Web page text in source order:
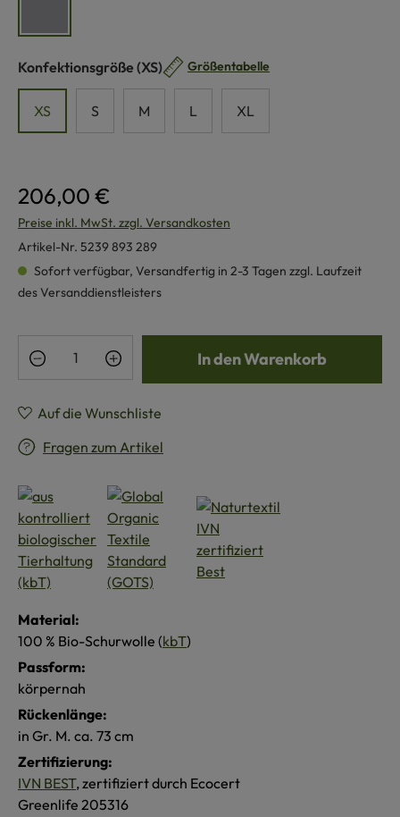
Konfektionsgröße auswählen
(XS) Größentabelle
XS S M L XL
206,00 €
Preise inkl. MwSt. zzgl. Versandkosten
Artikel-Nr. 5239 893 289
Sofort verfügbar, Versandfertig in 2-3 Tagen zzgl. Laufzeit
des Versanddienstleisters
Produkt Anzahl: Gib den gewünschten
In den Warenkorb
Auf die Wunschliste
Fragen zum Artikel
Material:
100 % Bio-Schurwolle (kbT)
Passform:
körpernah
Rückenlänge:
in Gr. M. ca. 73 cm
Zertifizierung:
IVN BEST, zertifiziert durch Ecocert
Greenlife 205316